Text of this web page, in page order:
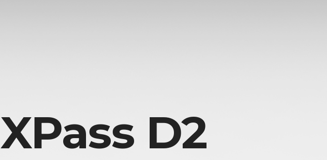
XPass D2